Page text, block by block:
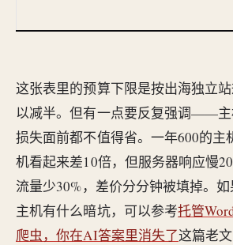
这张表里的预算下限是按出海独立
以减半。但有一点要反复强调——主
损失面前都不值得省。一年600的主
机看起来差10倍，但服务器响应慢
流量少30%，差价分分钟被填掉。
主机有什么暗坑，可以参考托管
爬虫，你在AI答案里消失了这篇老